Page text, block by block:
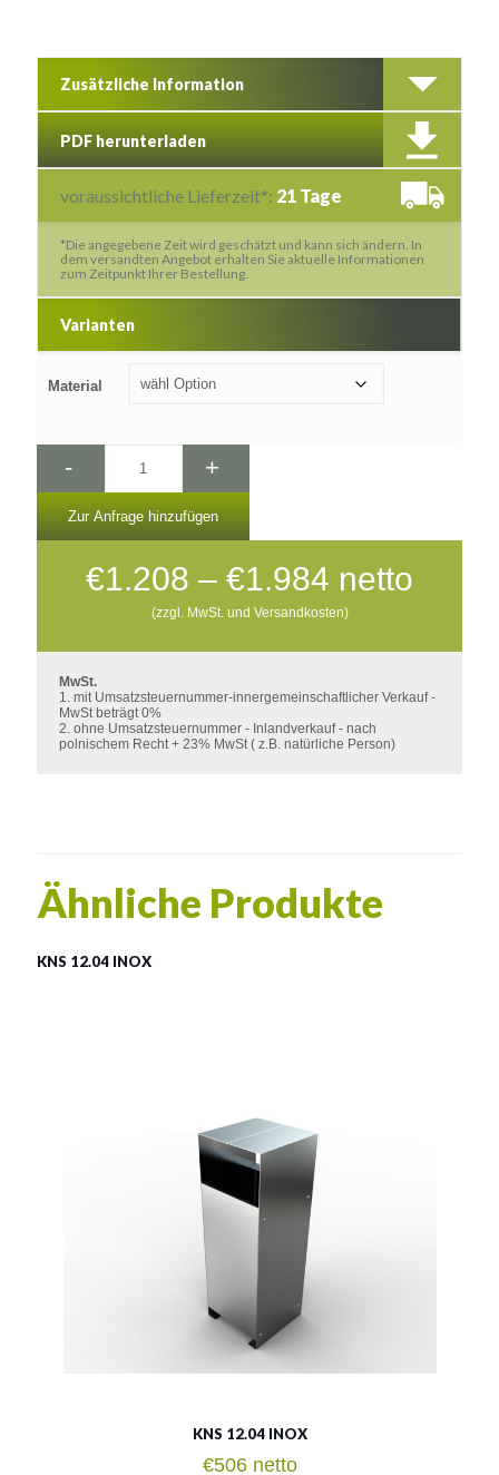
Zusätzliche Information
PDF herunterladen
voraussichtliche Lieferzeit*: 21 Tage
*Die angegebene Zeit wird geschätzt und kann sich ändern. In
dem versandten Angebot erhalten Sie aktuelle Informationen
zum Zeitpunkt Ihrer Bestellung.
Varianten
Material
- +
Zur Anfrage hinzufügen
€1.208 – €1.984
€1.208
bis
netto
(zzgl. MwSt. und Versandkosten)
MwSt.
1. mit Umsatzsteuernummer-innergemeinschaftlicher Verkauf -
MwSt beträgt 0%
2. ohne Umsatzsteuernummer - Inlandverkauf - nach
polnischem Recht + 23% MwSt ( z.B. natürliche Person)
Ähnliche Produkte
KNS 12.04 INOX
60l
Siehe mehr
KNS 12.04 INOX
€506 netto